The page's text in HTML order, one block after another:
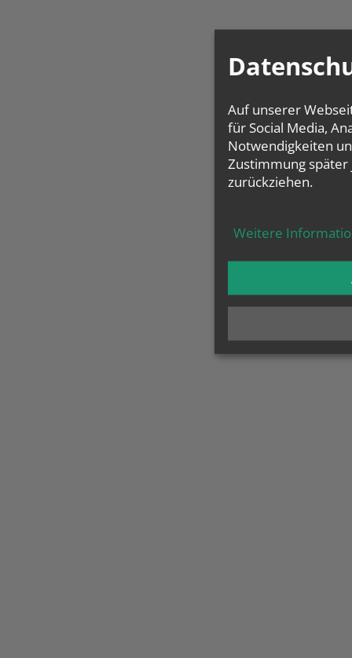
Auf unserer
für Social Media,
Notwendigkeiten
Zustimmung
zurückziehen.
Weitere